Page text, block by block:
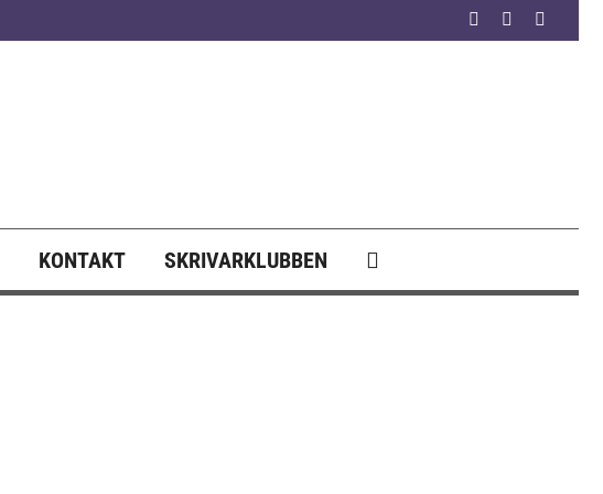
FacebookYouTube
KONTAKT SKRIVARKLUBBEN